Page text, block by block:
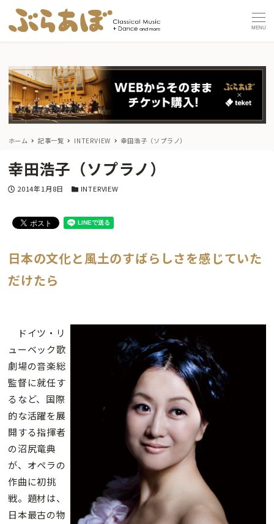
MENU
ホーム 記事一覧 INTERVIEW 幸田浩子（ソプラノ）
幸田浩子（ソプラノ）
投稿日
2014年1月8日 カテゴリー
INTERVIEW
日本の文化と風土のすばらしさを感じていた
だけたら
ドイツ・リ
ューベック歌
劇場の音楽総
監督に就任す
るなど、国際
的な活躍を展
開する指揮者
の沼尻竜典
が、オペラの
作曲に初挑
戦。題材は、
日本最古の物